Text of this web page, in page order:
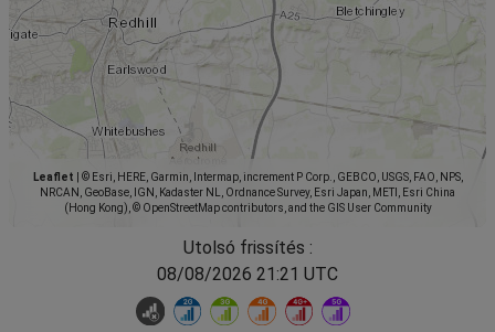
Leaflet
© Esri, HERE, Garmin, Intermap, increment P Corp., GEBCO, USGS, FAO, NPS,
NRCAN, GeoBase, IGN, Kadaster NL, Ordnance Survey, Esri Japan, METI, Esri China
(Hong Kong), © OpenStreetMap contributors, and the GIS User Community
Utolsó frissítés :
08/08/2026 21:21 UTC